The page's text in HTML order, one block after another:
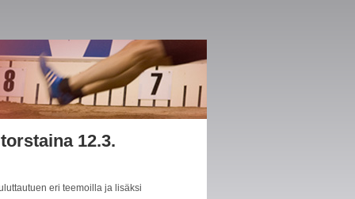
12.3.
eri teemoilla ja lisäksi